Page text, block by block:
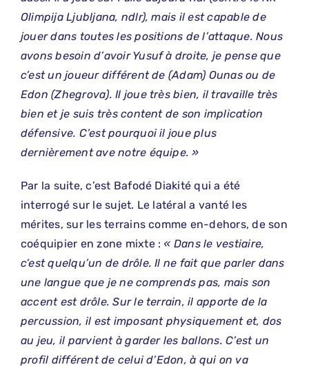
Olimpija Ljubljana, ndlr), mais il est capable de
jouer dans toutes les positions de l’attaque. Nous
avons besoin d’avoir Yusuf à droite, je pense que
c’est un joueur différent de (Adam) Ounas ou de
Edon (Zhegrova). Il joue très bien, il travaille très
bien et je suis très content de son implication
défensive. C’est pourquoi il joue plus
dernièrement ave notre équipe. »
Par la suite, c’est Bafodé Diakité qui a été
interrogé sur le sujet. Le latéral a vanté les
mérites, sur les terrains comme en-dehors, de son
coéquipier en zone mixte : « Dans le vestiaire,
c’est quelqu’un de drôle. Il ne fait que parler dans
une langue que je ne comprends pas, mais son
accent est drôle. Sur le terrain, il apporte de la
percussion, il est imposant physiquement et, dos
au jeu, il parvient à garder les ballons. C’est un
profil différent de celui d’Edon, à qui on va